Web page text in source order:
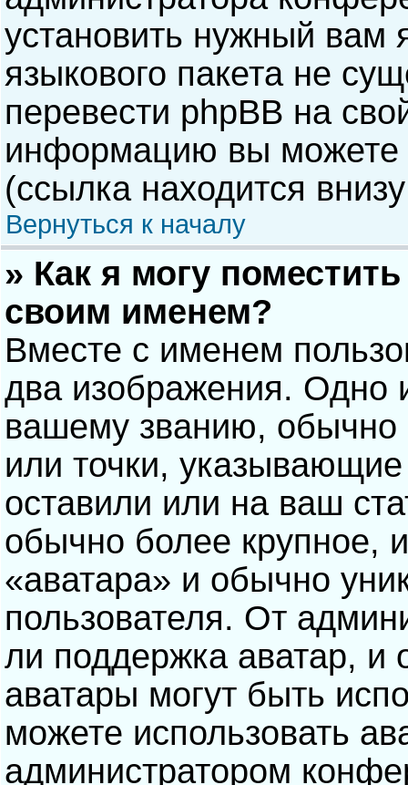
установить нужный вам
языкового пакета не
перевести phpBB на
информацию вы можете
(ссылка находится
Вернуться к началу
» Как я могу
своим именем?
Вместе с именем
два изображения. Одно
вашему званию, обычно
или точки,
оставили или на ваш
обычно более крупное,
«аватара» и обычно
пользователя. От
ли поддержка аватар, и
аватары могут быть
можете использовать
администратором